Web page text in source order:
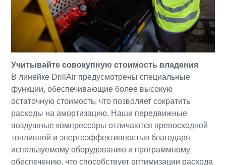
Учитывайте совокупную стоимость владения
В линейке DrillAir предусмотрены специальные
функции, обеспечивающие более высокую
остаточную стоимость, что позволяет сократить
расходы на амортизацию. Наши передвижные
воздушные компрессоры отличаются превосходной
топливной и энергоэффективностью благодаря
используемому оборудованию и программному
обеспечению, что способствует оптимизации расхода